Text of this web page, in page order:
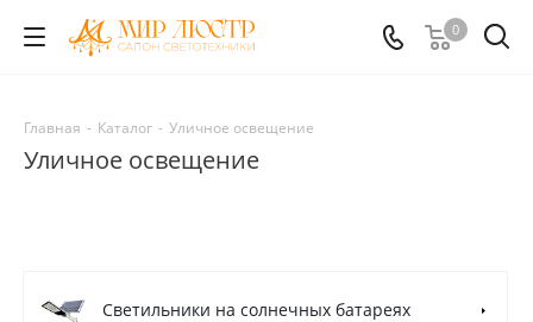
0
Главная - Каталог - Уличное освещение
Уличное освещение
Светильники на солнечных батареях